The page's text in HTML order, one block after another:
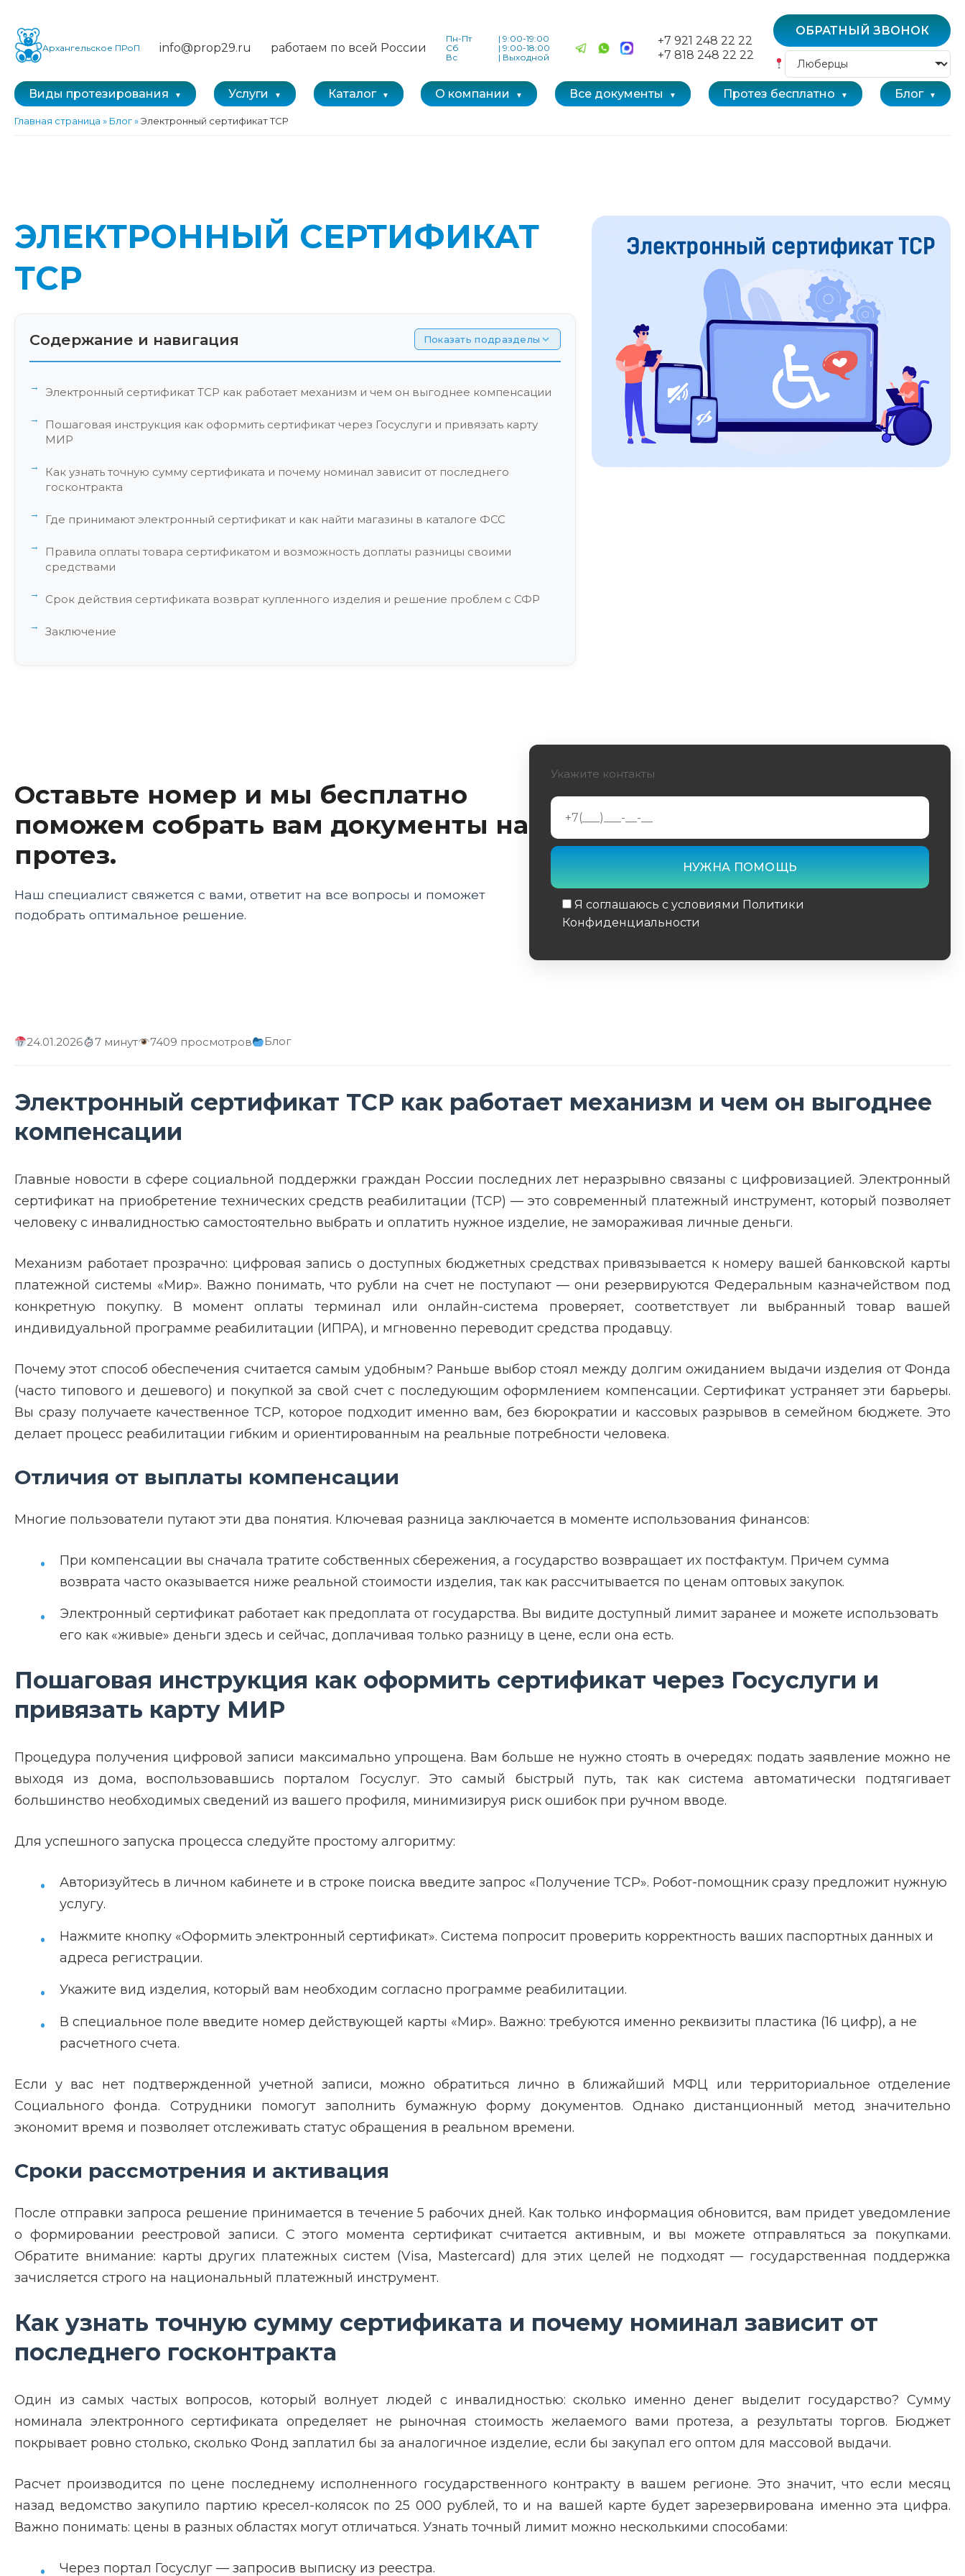
Архангельское ПРоП info@prop29.ru работаем по всей России
Пн-Пт | 9:00-19:00
Сб
| 9:00-18:00
Вс
| Выходной
+7 921 248 22 22
+7 818 248 22 22
ОБРАТНЫЙ ЗВОНОК
Виды протезирования Услуги Каталог О компании Все документы Протез бесплатно Блог
Главная страница » Блог»Электронный сертификат ТСР
ЭЛЕКТРОННЫЙ СЕРТИФИКАТ
ТСР
Содержание и навигация Показать подразделы
Электронный сертификат ТСР как работает механизм и чем он выгоднее компенсации
Пошаговая инструкция как оформить сертификат через Госуслуги и привязать карту
МИР
Как узнать точную сумму сертификата и почему номинал зависит от последнего
госконтракта
Где принимают электронный сертификат и как найти магазины в каталоге ФСС
Правила оплаты товара сертификатом и возможность доплаты разницы своими
средствами
Срок действия сертификата возврат купленного изделия и решение проблем с СФР
Заключение
Оставьте номер и мы бесплатно
поможем собрать вам документы на
протез.
Наш специалист свяжется с вами, ответит на все вопросы и поможет
подобрать оптимальное решение.
Укажите контакты
Я соглашаюсь с условиями Политики
Конфиденциальности
24.01.2026 7 минут 7409 просмотров Блог
Электронный сертификат ТСР как работает механизм и чем он выгоднее
компенсации
Главные новости в сфере социальной поддержки граждан России последних лет неразрывно связаны с цифровизацией. Электронный
сертификат на приобретение технических средств реабилитации (ТСР) — это современный платежный инструмент, который позволяет
человеку с инвалидностью самостоятельно выбрать и оплатить нужное изделие, не замораживая личные деньги.
Механизм работает прозрачно: цифровая запись о доступных бюджетных средствах привязывается к номеру вашей банковской карты
платежной системы «Мир». Важно понимать, что рубли на счет не поступают — они резервируются Федеральным казначейством под
конкретную покупку. В момент оплаты терминал или онлайн-система проверяет, соответствует ли выбранный товар вашей
индивидуальной программе реабилитации (ИПРА), и мгновенно переводит средства продавцу.
Почему этот способ обеспечения считается самым удобным? Раньше выбор стоял между долгим ожиданием выдачи изделия от Фонда
(часто типового и дешевого) и покупкой за свой счет с последующим оформлением компенсации. Сертификат устраняет эти барьеры.
Вы сразу получаете качественное ТСР, которое подходит именно вам, без бюрократии и кассовых разрывов в семейном бюджете. Это
делает процесс реабилитации гибким и ориентированным на реальные потребности человека.
Отличия от выплаты компенсации
Многие пользователи путают эти два понятия. Ключевая разница заключается в моменте использования финансов:
При компенсации вы сначала тратите собственных сбережения, а государство возвращает их постфактум. Причем сумма
возврата часто оказывается ниже реальной стоимости изделия, так как рассчитывается по ценам оптовых закупок.
Электронный сертификат работает как предоплата от государства. Вы видите доступный лимит заранее и можете использовать
его как «живые» деньги здесь и сейчас, доплачивая только разницу в цене, если она есть.
Пошаговая инструкция как оформить сертификат через Госуслуги и
привязать карту МИР
Процедура получения цифровой записи максимально упрощена. Вам больше не нужно стоять в очередях: подать заявление можно не
выходя из дома, воспользовавшись порталом Госуслуг. Это самый быстрый путь, так как система автоматически подтягивает
большинство необходимых сведений из вашего профиля, минимизируя риск ошибок при ручном вводе.
Для успешного запуска процесса следуйте простому алгоритму:
Авторизуйтесь в личном кабинете и в строке поиска введите запрос «Получение ТСР». Робот-помощник сразу предложит нужную
услугу.
Нажмите кнопку «Оформить электронный сертификат». Система попросит проверить корректность ваших паспортных данных и
адреса регистрации.
Укажите вид изделия, который вам необходим согласно программе реабилитации.
В специальное поле введите номер действующей карты «Мир». Важно: требуются именно реквизиты пластика (16 цифр), а не
расчетного счета.
Если у вас нет подтвержденной учетной записи, можно обратиться лично в ближайший МФЦ или территориальное отделение
Социального фонда. Сотрудники помогут заполнить бумажную форму документов. Однако дистанционный метод значительно
экономит время и позволяет отслеживать статус обращения в реальном времени.
Сроки рассмотрения и активация
После отправки запроса решение принимается в течение 5 рабочих дней. Как только информация обновится, вам придет уведомление
о формировании реестровой записи. С этого момента сертификат считается активным, и вы можете отправляться за покупками.
Обратите внимание: карты других платежных систем (Visa, Mastercard) для этих целей не подходят — государственная поддержка
зачисляется строго на национальный платежный инструмент.
Как узнать точную сумму сертификата и почему номинал зависит от
последнего госконтракта
Один из самых частых вопросов, который волнует людей с инвалидностью: сколько именно денег выделит государство? Сумму
номинала электронного сертификата определяет не рыночная стоимость желаемого вами протеза, а результаты торгов. Бюджет
покрывает ровно столько, сколько Фонд заплатил бы за аналогичное изделие, если бы закупал его оптом для массовой выдачи.
Расчет производится по цене последнему исполненного государственного контракту в вашем регионе. Это значит, что если месяц
назад ведомство закупило партию кресел-колясок по 25 000 рублей, то и на вашей карте будет зарезервирована именно эта цифра.
Важно понимать: цены в разных областях могут отличаться. Узнать точный лимит можно несколькими способами:
Через портал Госуслуг — запросив выписку из реестра.